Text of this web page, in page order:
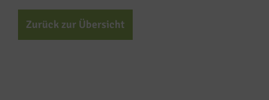
Zurück zur Übersicht